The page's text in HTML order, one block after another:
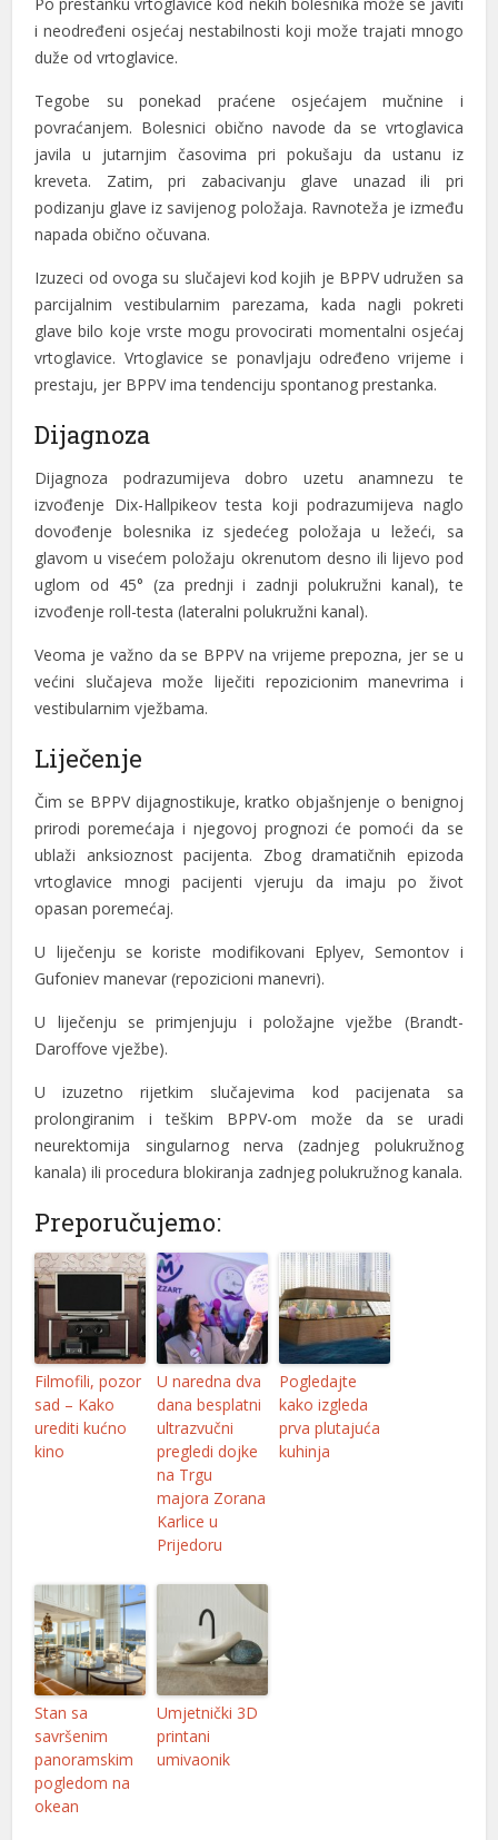
i neodređeni osjećaj nestabilnosti koji može trajati mnogo
duže od vrtoglavice.
Tegobe su ponekad praćene osjećajem mučnine i
povraćanjem. Bolesnici obično navode da se vrtoglavica
javila u jutarnjim časovima pri pokušaju da ustanu iz
kreveta. Zatim, pri zabacivanju glave unazad ili pri
podizanju glave iz savijenog položaja. Ravnoteža je između
napada obično očuvana.
Izuzeci od ovoga su slučajevi kod kojih je BPPV udružen sa
parcijalnim vestibularnim parezama, kada nagli pokreti
glave bilo koje vrste mogu provocirati momentalni osjećaj
vrtoglavice. Vrtoglavice se ponavljaju određeno vrijeme i
prestaju, jer BPPV ima tendenciju spontanog prestanka.
Dijagnoza
Dijagnoza podrazumijeva dobro uzetu anamnezu te
izvođenje Dix-Hallpikeov testa koji podrazumijeva naglo
dovođenje bolesnika iz sjedećeg položaja u ležeći, sa
glavom u visećem položaju okrenutom desno ili lijevo pod
uglom od 45° (za prednji i zadnji polukružni kanal), te
izvođenje roll-testa (lateralni polukružni kanal).
Veoma je važno da se BPPV na vrijeme prepozna, jer se u
većini slučajeva može liječiti repozicionim manevrima i
vestibularnim vježbama.
Liječenje
Čim se BPPV dijagnostikuje, kratko objašnjenje o benignoj
prirodi poremećaja i njegovoj prognozi će pomoći da se
ublaži anksioznost pacijenta. Zbog dramatičnih epizoda
vrtoglavice mnogi pacijenti vjeruju da imaju po život
opasan poremećaj.
U liječenju se koriste modifikovani Eplyev, Semontov i
Gufoniev manevar (repozicioni manevri).
U liječenju se primjenjuju i položajne vježbe (Brandt-
Daroffove vježbe).
U izuzetno rijetkim slučajevima kod pacijenata sa
prolongiranim i teškim BPPV-om može da se uradi
neurektomija singularnog nerva (zadnjeg polukružnog
kanala) ili procedura blokiranja zadnjeg polukružnog kanala.
Preporučujemo:
Filmofili, pozor
sad – Kako
urediti kućno
kino
U naredna dva
dana besplatni
ultrazvučni
pregledi dojke
na Trgu
majora Zorana
Karlice u
Prijedoru
Pogledajte
kako izgleda
prva plutajuća
kuhinja
Stan sa
savršenim
panoramskim
pogledom na
okean
Umjetnički 3D
printani
umivaonik